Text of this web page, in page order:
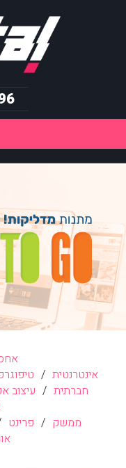
אינטרנטית /
חברתית / עיצוב
ממשק / פרינט /